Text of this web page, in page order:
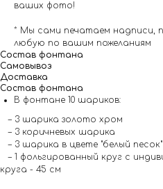
ваших фото!
* Мы сами печатаем надписи,
любую по вашим пожеланиям
Состав фонтана
Самовывоз
Доставка
Состав фонтана
В фонтане 10 шариков:
– 3 шарика золото хром
– 3 коричневых шарика
– 3 шарика в цвете "белый песок"
– 1 фольгированный круг с
круга - 45 см